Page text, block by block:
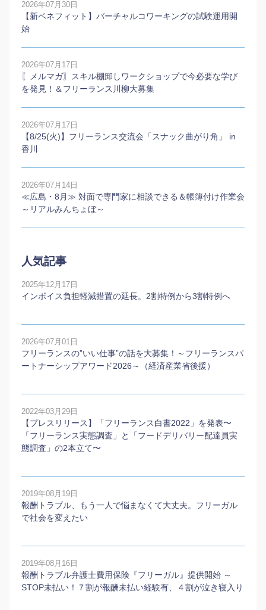
2026年07月30日
【新ベネフィット】バーチャルコワーキングの試験運用開
始
2026年07月17日
〖メルマガ〗スキル棚卸しワークショップで今必要な学び
を発見！＆フリーランス川柳大募集
2026年07月17日
【8/25(火)】フリーランス交流会「スナック曲がり角」 in
香川
2026年07月14日
≪広島・8月≫ 対面で専門家に相談できる＆帳簿付け作業会
～リアルみんちょぼ～
人気記事
2025年12月17日
インボイス負担軽減措置の延長。2割特例から3割特例へ
2026年07月01日
フリーランスの”いい仕事”の話を大募集！～フリーランスパ
ートナーシップアワード2026～（経済産業省後援）
2022年03月29日
【プレスリリース】「フリーランス白書2022」を発表〜
「フリーランス実態調査」と「フードデリバリー配達員実
態調査」の2本⽴て〜
2019年08月19日
報酬トラブル、もう一人で悩まなくて大丈夫。フリーガル
で社会を変えたい
2019年08月16日
報酬トラブル弁護士費用保険『フリーガル』提供開始 ～
STOP未払い！７割が報酬未払い経験有、４割が泣き寝入り